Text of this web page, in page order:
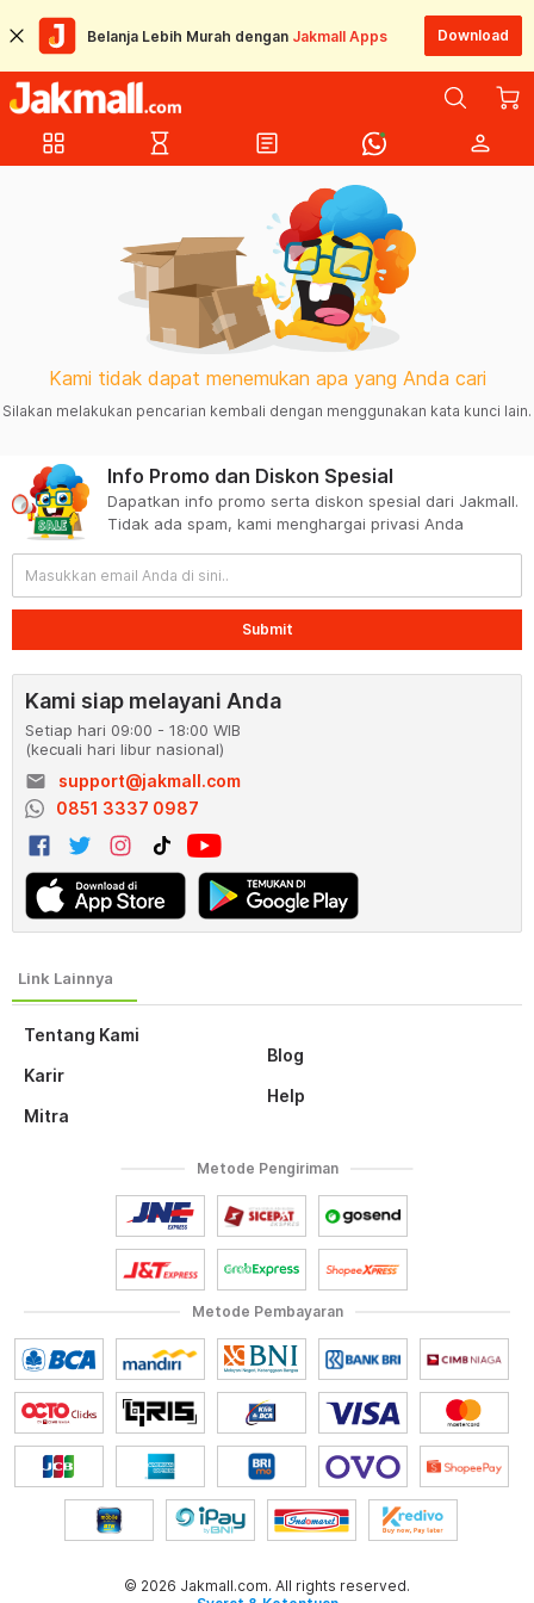
Belanja Lebih Murah dengan Jakmall Apps Download
grid_view hourglass_empty article person
Kami tidak dapat menemukan apa yang Anda cari
Silakan melakukan pencarian kembali dengan menggunakan kata kunci lain.
Tentang Kami
Karir
Mitra
Blog
Help
Info Promo dan Diskon Spesial
Dapatkan info promo serta diskon spesial dari Jakmall.
Tidak ada spam, kami menghargai privasi Anda
Submit
Kami siap melayani Anda
Setiap hari 09:00 - 18:00 WIB
(kecuali hari libur nasional)
email
support@jakmall.com
0851 3337 0987
Metode Pembayaran
Metode Pengiriman
© 2026 Jakmall.com. All rights reserved.